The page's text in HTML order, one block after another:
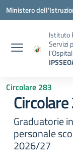
Vai ai contenuti
Vai al menu di
Vai al footer
Ministero
Istituto
Servizi
Circolare 283
Graduatorie
personale
2026/27